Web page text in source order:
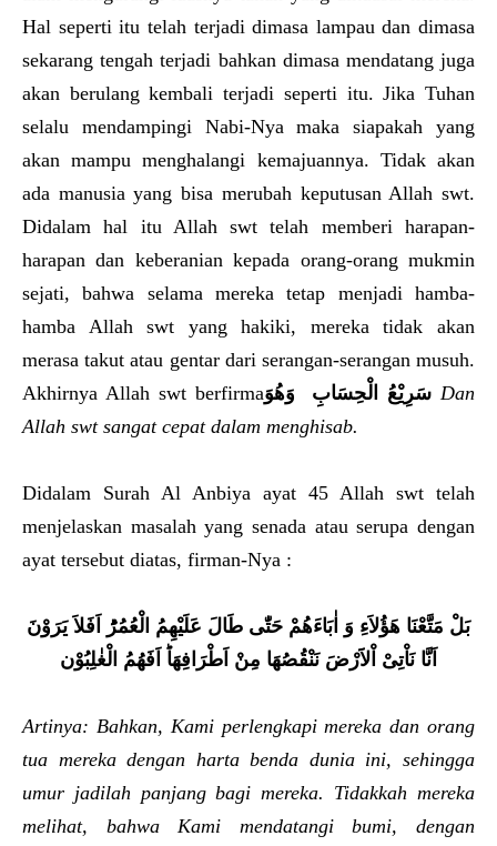
Hal seperti itu telah terjadi dimasa lampau dan dimasa
sekarang tengah terjadi bahkan dimasa mendatang juga
akan berulang kembali terjadi seperti itu. Jika Tuhan
selalu mendampingi Nabi-Nya maka siapakah yang
akan mampu menghalangi kemajuannya. Tidak akan
ada manusia yang bisa merubah keputusan Allah swt.
Didalam hal itu Allah swt telah memberi harapan-
harapan dan keberanian kepada orang-orang mukmin
sejati, bahwa selama mereka tetap menjadi hamba-
hamba Allah swt yang hakiki, mereka tidak akan
merasa takut atau gentar dari serangan-serangan musuh.
Akhirnya Allah swt berfirma
سَرِيْعُ الْحِسَابِ وَهُوَ
Dan
Allah swt sangat cepat dalam menghisab.
Didalam Surah Al Anbiya ayat 45 Allah swt telah
menjelaskan masalah yang senada atau serupa dengan
ayat tersebut diatas, firman-Nya :
بَلْ مَتَّعْنَا هَؤُلاَءِ وَ اٰبَاءَهُمْ حَتّٰى طَالَ عَلَيْهِمُ الْعُمُرُ‌
اَفَلاَ يَرَوْنَ
اَنَّا نَاْتِىْ اْلاََرْضَ نَنْقُصُهَا مِنْ اَطْرَافِهَا ‌ اَفَهُمُ الْغٰلِبُوْن
Artinya: Bahkan, Kami perlengkapi mereka dan orang
tua mereka dengan harta benda dunia ini, sehingga
umur jadilah panjang bagi mereka. Tidakkah mereka
melihat, bahwa Kami mendatangi bumi, dengan